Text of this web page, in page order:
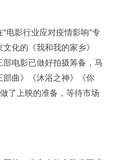
影行业应对疫情影响”专
化的《我和我的家乡》
部电影已做好拍摄筹备，马
部曲》《沐浴之神》《你
了上映的准备，等待市场